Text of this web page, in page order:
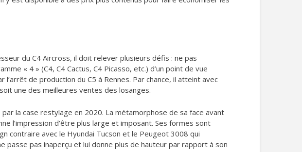
du C4 Aircross, il doit relever plusieurs défis : ne pas
« 4 » (C4, C4 Cactus, C4 Picasso, etc.) d’un point de vue
de production du C5 à Rennes. Par chance, il atteint avec
une des meilleures ventes des losanges.
la case restylage en 2020. La métamorphose de sa face avant
l’impression d’être plus large et imposant. Ses formes sont
contraire avec le Hyundai Tucson et le Peugeot 3008 qui
passe pas inaperçu et lui donne plus de hauteur par rapport à son